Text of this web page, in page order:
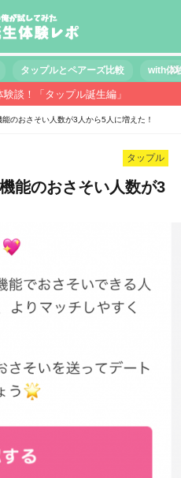
タップルとペアーズ比較 with体
談！「タップル誕生編」
のおさそい人数が3人から5人に増えた！
タップル
能のおさそい人数が3